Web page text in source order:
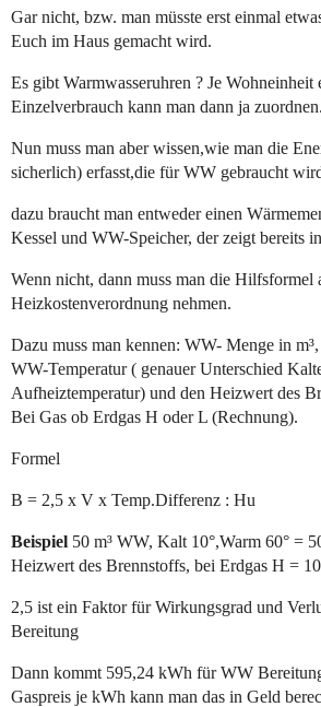
Gar nicht, bzw. man müsste erst einmal
Euch im Haus gemacht wird.
Es gibt Warmwasseruhren ? Je Wohneinheit
Einzelverbrauch kann man dann ja zuordnen.
Nun muss man aber wissen,wie man die
sicherlich) erfasst,die für WW gebraucht
dazu braucht man entweder einen
Kessel und WW-Speicher, der zeigt bereits
Wenn nicht, dann muss man die Hilfsformel
Heizkostenverordnung nehmen.
Dazu muss man kennen: WW- Menge in
WW-Temperatur ( genauer Unterschied
Aufheiztemperatur) und den Heizwert des
Bei Gas ob Erdgas H oder L (Rechnung).
Formel
B = 2,5 x V x Temp.Differenz : Hu
Beispiel 50 m³ WW, Kalt 10°,Warm 60° =
Heizwert des Brennstoffs, bei Erdgas H =
2,5 ist ein Faktor für Wirkungsgrad und
Bereitung
Dann kommt 595,24 kWh für WW
Gaspreis je kWh kann man das in Geld